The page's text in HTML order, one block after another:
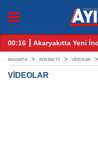
00:16 ┋ Akaryakıtta Yeni
ANASAYFA AYINTAB TV VİDEOLAR
VİDEOLAR